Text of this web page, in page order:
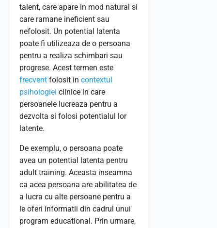
talent, care apare in mod natural si
care ramane ineficient sau
nefolosit. Un potential latenta
poate fi utilizeaza de o persoana
pentru a realiza schimbari sau
progrese. Acest termen este
frecvent folosit in contextul
psihologiei clinice in care
persoanele lucreaza pentru a
dezvolta si folosi potentialul lor
latente.
De exemplu, o persoana poate
avea un potential latenta pentru
adult training. Aceasta inseamna
ca acea persoana are abilitatea de
a lucra cu alte persoane pentru a
le oferi informatii din cadrul unui
program educational. Prin urmare,